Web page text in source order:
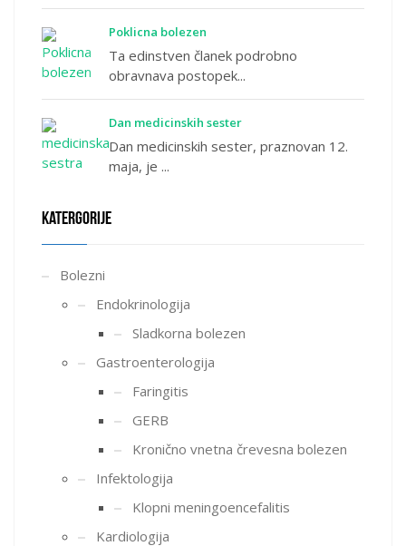
Poklicna bolezen
Ta edinstven članek podrobno
obravnava postopek...
Dan medicinskih sester
Dan medicinskih sester, praznovan 12.
maja, je ...
KATERGORIJE
Bolezni
Endokrinologija
Sladkorna bolezen
Gastroenterologija
Faringitis
GERB
Kronično vnetna črevesna bolezen
Infektologija
Klopni meningoencefalitis
Kardiologija